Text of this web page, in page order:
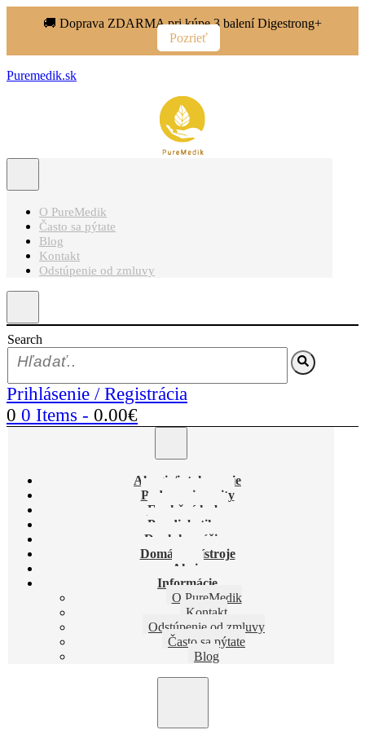
🚚 Doprava ZDARMA pri kúpe 3 balení Digestrong+
Pozrieť
Puremedik.sk
O PureMedik
Často sa pýtate
Blog
Kontakt
Odstúpenie od zmluvy
Search
Prihlásenie / Registrácia
0 0 Items - 0.00€
Alergie/intolerancie
Podpora imunity
Funkčné huby
Pre diabetikov
Doplnky výživy
Domáce prístroje
Akcie
Informácie
O PureMedik
Kontakt
Odstúpenie od zmluvy
Často sa pýtate
Blog